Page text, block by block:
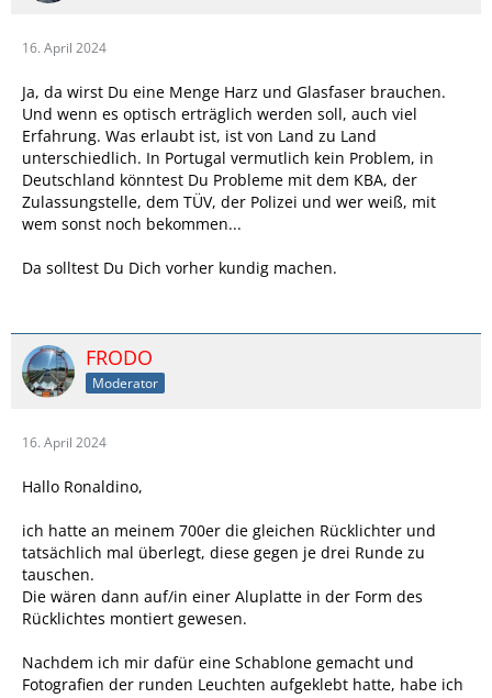
16. April 2024
Ja, da wirst Du eine Menge Harz und Glasfaser brauchen.
Und wenn es optisch erträglich werden soll, auch viel
Erfahrung. Was erlaubt ist, ist von Land zu Land
unterschiedlich. In Portugal vermutlich kein Problem, in
Deutschland könntest Du Probleme mit dem KBA, der
Zulassungstelle, dem TÜV, der Polizei und wer weiß, mit
wem sonst noch bekommen...
Da solltest Du Dich vorher kundig machen.
FRODO
Moderator
16. April 2024
Hallo Ronaldino,
ich hatte an meinem 700er die gleichen Rücklichter und
tatsächlich mal überlegt, diese gegen je drei Runde zu
tauschen.
Die wären dann auf/in einer Aluplatte in der Form des
Rücklichtes montiert gewesen.
Nachdem ich mir dafür eine Schablone gemacht und
Fotografien der runden Leuchten aufgeklebt hatte, habe ich